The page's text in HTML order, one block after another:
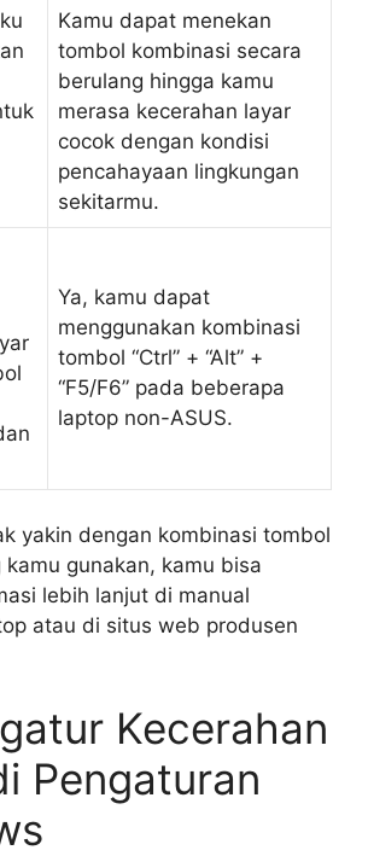
Kamu dapat menekan
tombol kombinasi secara
berulang hingga kamu
merasa kecerahan layar
cocok dengan kondisi
pencahayaan lingkungan
sekitarmu.
Ya, kamu dapat
menggunakan kombinasi
tombol “Ctrl” + “Alt” +
“F5/F6” pada beberapa
laptop non-ASUS.
yakin dengan kombinasi tombol
gunakan, kamu bisa
lebih lanjut di manual
atau di situs web produsen
Kecerahan
Pengaturan